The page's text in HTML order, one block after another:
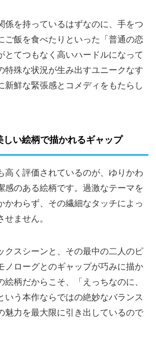
係を持っているはずなのに、手をつ
ご飯を食べたりといった「普通の恋
とてつもなく高いハードルになって
特殊な状況が生み出すユニークなす
新鮮な緊張感とコメディをもたらし
い絵柄で描かれるギャップ
高く評価されているのが、ゆりかわ
感のある絵柄です。過激なテーマを
かわらず、その繊細なタッチによっ
ません。
クスシーンと、その最中の二人のピ
ノローグとのギャップが巧みに描か
絵柄だからこそ、「えっちなのに、
いう本作ならではの絶妙なバランス
魅力を最大限に引き出しているので